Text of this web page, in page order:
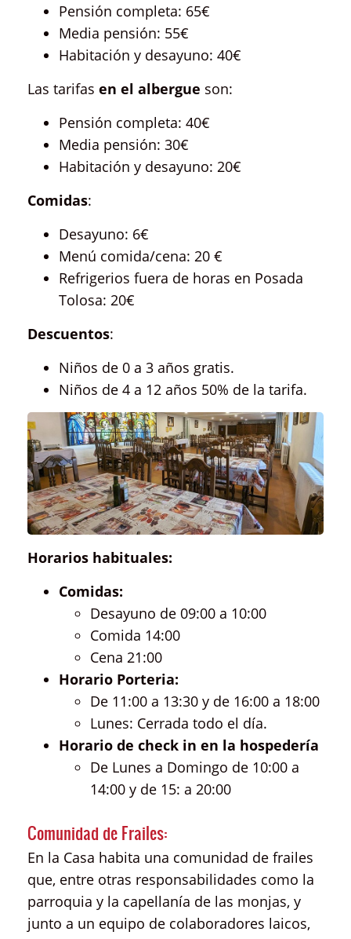
Pensión completa: 65€
Media pensión: 55€
Habitación y desayuno: 40€
Las tarifas en el albergue son:
Pensión completa: 40€
Media pensión: 30€
Habitación y desayuno: 20€
Comidas:
Desayuno: 6€
Menú comida/cena: 20 €
Refrigerios fuera de horas en Posada
Tolosa: 20€
Descuentos:
Niños de 0 a 3 años gratis.
Niños de 4 a 12 años 50% de la tarifa.
Horarios habituales:
Comidas:
Desayuno de 09:00 a 10:00
Comida 14:00
Cena 21:00
Horario Porteria:
De 11:00 a 13:30 y de 16:00 a 18:00
Lunes: Cerrada todo el día.
Horario de check in en la hospedería
De Lunes a Domingo de 10:00 a
14:00 y de 15: a 20:00
Comunidad de Frailes:
En la Casa habita una comunidad de frailes
que, entre otras responsabilidades como la
parroquia y la capellanía de las monjas, y
junto a un equipo de colaboradores laicos,